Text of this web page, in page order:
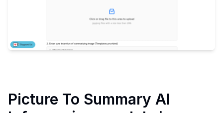
Picture To Summary AI